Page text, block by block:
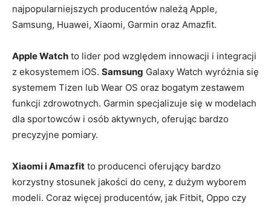
najpopularniejszych producentów należą Apple,
Samsung, Huawei, Xiaomi, Garmin oraz Amazfit.
Apple Watch to lider pod względem innowacji i integracji
z ekosystemem iOS. Samsung Galaxy Watch wyróżnia się
systemem Tizen lub Wear OS oraz bogatym zestawem
funkcji zdrowotnych. Garmin specjalizuje się w modelach
dla sportowców i osób aktywnych, oferując bardzo
precyzyjne pomiary.
Xiaomi i Amazfit to producenci oferujący bardzo
korzystny stosunek jakości do ceny, z dużym wyborem
modeli. Coraz więcej producentów, jak Fitbit, Oppo czy